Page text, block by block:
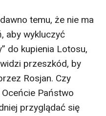
temu, że nie ma
aby wykluczyć
do kupienia Lotosu,
przeszkód, by
Rosjan. Czy
Państwo
przyglądać się